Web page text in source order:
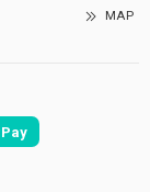
ラリウム用
した。
MAP